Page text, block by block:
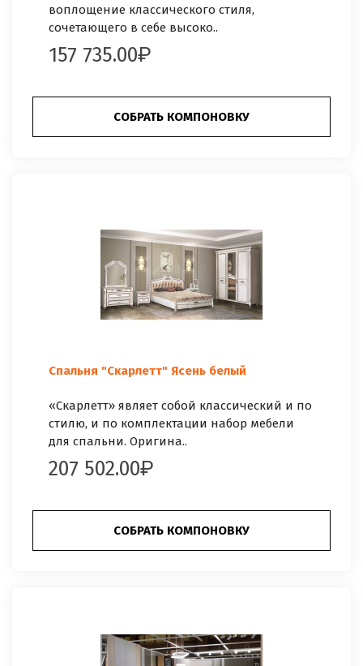
воплощение классического стиля,
сочетающего в себе высоко..
157 735.00
СОБРАТЬ КОМПОНОВКУ
Спальня "Скарлетт" Ясень белый
«Скарлетт» являет собой классический и по
стилю, и по комплектации набор мебели
для спальни. Оригина..
207 502.00
СОБРАТЬ КОМПОНОВКУ